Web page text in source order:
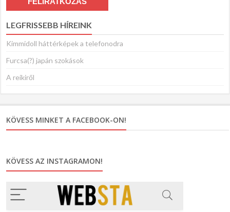
LEGFRISSEBB HÍREINK
Kimmidoll háttérképek a telefonodra
Furcsa(?) japán szokások
A reikiről
KÖVESS MINKET A FACEBOOK-ON!
KÖVESS AZ INSTAGRAMON!